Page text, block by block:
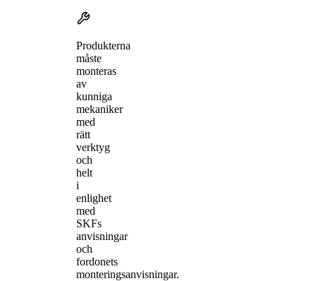
Produkterna
måste
monteras
av
kunniga
mekaniker
med
rätt
verktyg
och
helt
i
enlighet
med
SKFs
anvisningar
och
fordonets
monteringsanvisningar.